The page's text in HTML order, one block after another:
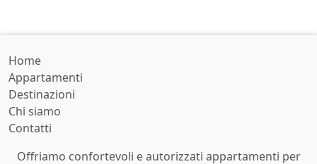
Home
Appartamenti
Destinazioni
Chi siamo
Contatti
Offriamo confortevoli e autorizzati appartamenti per